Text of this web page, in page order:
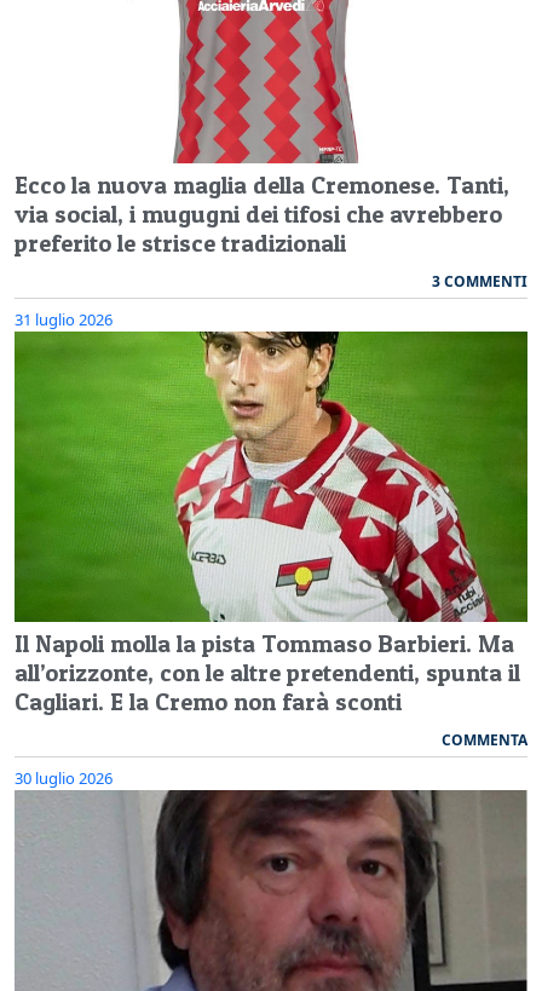
Ecco la nuova maglia della Cremonese. Tanti,
via social, i mugugni dei tifosi che avrebbero
preferito le strisce tradizionali
3 COMMENTI
31 luglio 2026
Il Napoli molla la pista Tommaso Barbieri. Ma
all’orizzonte, con le altre pretendenti, spunta il
Cagliari. E la Cremo non farà sconti
COMMENTA
30 luglio 2026